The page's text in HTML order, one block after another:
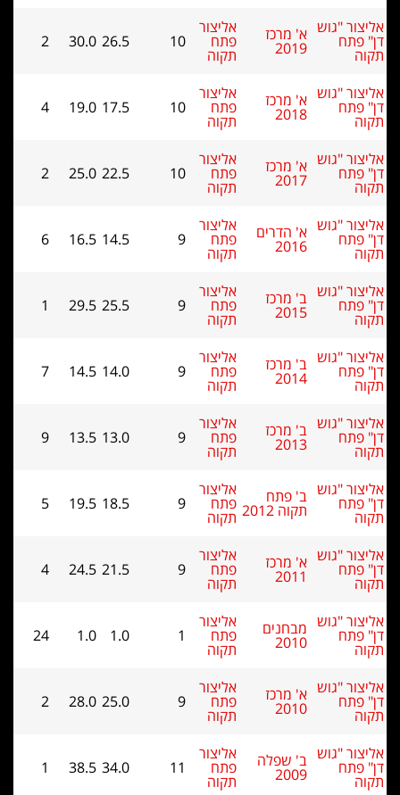
אליצור "גוש
דן" פתח
תקוה
א' מרכז
2019
אליצור
פתח
תקוה
10
26.5
30.0
2
אליצור "גוש
דן" פתח
תקוה
א' מרכז
2018
אליצור
פתח
תקוה
10
17.5
19.0
4
אליצור "גוש
דן" פתח
תקוה
א' מרכז
2017
אליצור
פתח
תקוה
10
22.5
25.0
2
אליצור "גוש
דן" פתח
תקוה
א' הדרים
2016
אליצור
פתח
תקוה
9
14.5
16.5
6
אליצור "גוש
דן" פתח
תקוה
ב' מרכז
2015
אליצור
פתח
תקוה
9
25.5
29.5
1
אליצור "גוש
דן" פתח
תקוה
ב' מרכז
2014
אליצור
פתח
תקוה
9
14.0
14.5
7
אליצור "גוש
דן" פתח
תקוה
ב' מרכז
2013
אליצור
פתח
תקוה
9
13.0
13.5
9
אליצור "גוש
דן" פתח
תקוה
ב' פתח
תקוה 2012
אליצור
פתח
תקוה
9
18.5
19.5
5
אליצור "גוש
דן" פתח
תקוה
א' מרכז
2011
אליצור
פתח
תקוה
9
21.5
24.5
4
אליצור "גוש
דן" פתח
תקוה
מבחנים
2010
אליצור
פתח
תקוה
1
1.0
1.0
24
אליצור "גוש
דן" פתח
תקוה
א' מרכז
2010
אליצור
פתח
תקוה
9
25.0
28.0
2
אליצור "גוש
דן" פתח
תקוה
ב' שפלה
2009
אליצור
פתח
תקוה
11
34.0
38.5
1